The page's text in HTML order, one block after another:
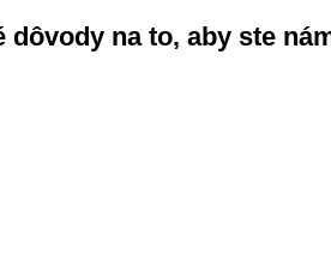
dôvody na to, aby ste